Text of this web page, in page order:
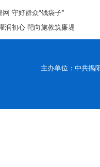
网 守好群众“钱袋子”
润初心 靶向施教筑廉堤
主办单位：中共揭